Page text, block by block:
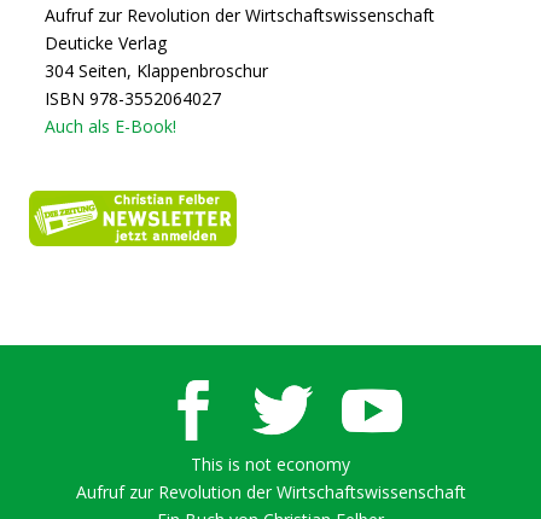
Aufruf zur Revolution der Wirtschaftswissenschaft
Deuticke Verlag
304 Seiten, Klappenbroschur
ISBN 978-3552064027
Auch als E-Book!
This is not economy
Aufruf zur Revolution der Wirtschaftswissenschaft